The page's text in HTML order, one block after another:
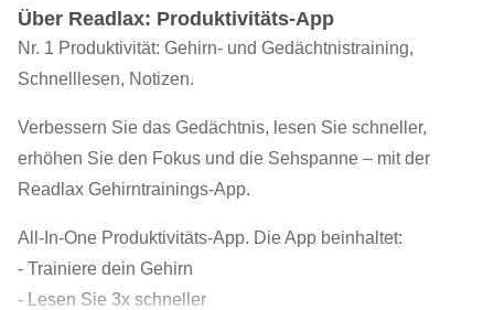
Über Readlax: Produktivitäts-App
Nr. 1 Produktivität: Gehirn- und Gedächtnistraining,
Schnelllesen, Notizen.
Verbessern Sie das Gedächtnis, lesen Sie schneller,
erhöhen Sie den Fokus und die Sehspanne – mit der
Readlax Gehirntrainings-App.
All-In-One Produktivitäts-App. Die App beinhaltet:
- Trainiere dein Gehirn
- Lesen Sie 3x schneller